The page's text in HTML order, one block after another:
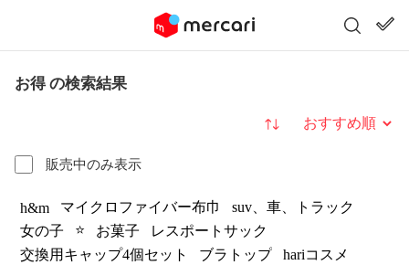
お得 の検索結果
販売中のみ表示
並び替え
h&m マイクロファイバー布巾
suv、車、トラック
女の子
⭐️ お菓子
レスポートサック
交換用キャップ4個セット
ブラトップ hariコスメ